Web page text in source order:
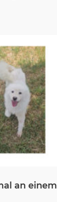
an einem